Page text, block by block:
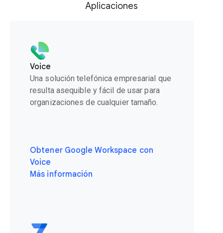
Aplicaciones
Voice
Una solución telefónica empresarial que
resulta asequible y fácil de usar para
organizaciones de cualquier tamaño.
Obtener Google Workspace con
Voice
Más información